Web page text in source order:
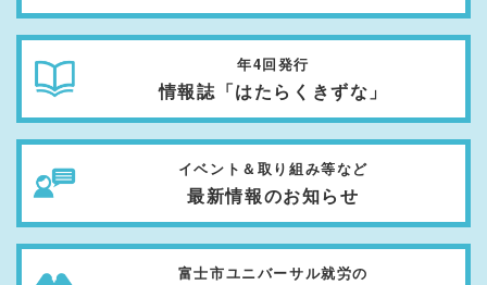
年4回発行
情報誌「はたらくきずな」
イベント＆取り組み等など
最新情報のお知らせ
富士市ユニバーサル就労の